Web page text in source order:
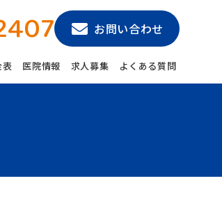
表 医院情報 求人募集 よくある質問
お問い合わせ